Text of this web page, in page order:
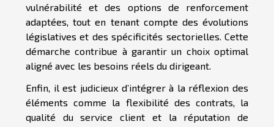
vulnérabilité et des options de renforcement
adaptées, tout en tenant compte des évolutions
législatives et des spécificités sectorielles. Cette
démarche contribue à garantir un choix optimal
aligné avec les besoins réels du dirigeant.
Enfin, il est judicieux d’intégrer à la réflexion des
éléments comme la flexibilité des contrats, la
qualité du service client et la réputation de